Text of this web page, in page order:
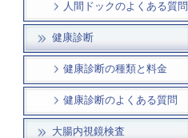
人間ドックのよくある質問
健康診断
健康診断の種類と料金
健康診断のよくある質問
大腸内視鏡検査